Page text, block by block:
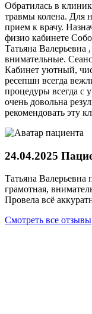
Обратилась в
травмы колена. Для
прием к врачу.
физио кабинете
Татьяна Валерьевна
внимательные.
Кабинет уютный,
ресепшн всегда
процедуры всегда с
очень довольна
рекомендовать эту
24.04.2025
Татьяна Валерьевна
грамотная,
Провела всё
Смотреть все отзывы